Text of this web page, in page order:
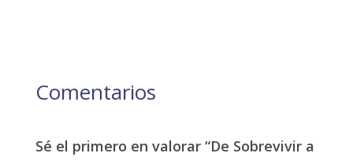
Comentarios
Sé el primero en valorar “De Sobrevivir a